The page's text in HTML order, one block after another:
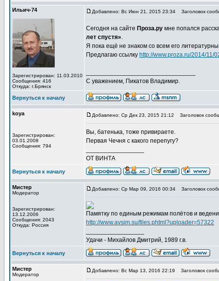
Ильич-74
Зарегистрирован: 11.03.2010
Сообщения: 416
Откуда: г.Брянск
Добавлено: Вс Июн 21, 2015 23:34 Заголовок
Сегодня на сайте Проза.ру мне попался
лет спустя».
Я пока ещё не знаком со всем его
Предлагаю ссылку http://www.proza.ru/2014/11/
С уважением, Пикатов Владимир.
Вернуться к началу
koya
Зарегистрирован:
03.01.2008
Сообщения: 794
Добавлено: Ср Дек 23, 2015 21:12 Заголовок
Вы, батенька, тоже привираете.
Первая Чечня с какого перепугу?
ОТ ВИНТА
Вернуться к началу
Мистер
Модератор
Зарегистрирован:
13.12.2006
Сообщения: 2043
Откуда: Россия
Добавлено: Ср Мар 09, 2016 00:34 Заголовок
Памятку по единым режимам полётов и
http://www.avsim.su/files.phtml?uploader=57322
Удачи - Михайлов Дмитрий, 1989 г.в.
Вернуться к началу
Мистер
Модератор
Добавлено: Вс Мар 13, 2016 22:19 Заголовок